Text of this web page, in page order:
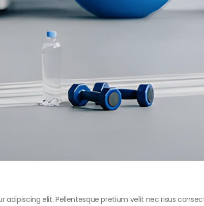
elit. Pellentesque pretium velit nec risus